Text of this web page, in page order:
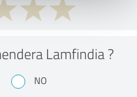
Lamfindia ?
NO